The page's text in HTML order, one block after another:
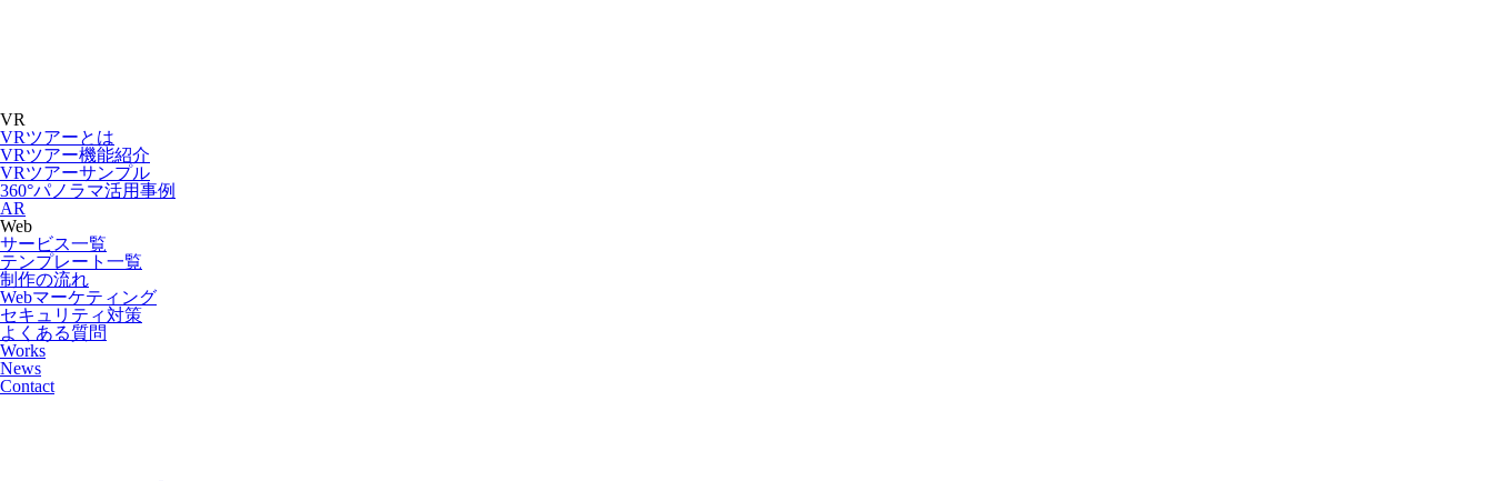
VR
VRツアーとは
VRツアー機能紹介
VRツアーサンプル
360°パノラマ活用事例
AR
Web
サービス一覧
テンプレート一覧
制作の流れ
Webマーケティング
セキュリティ対策
よくある質問
Works
News
Contact